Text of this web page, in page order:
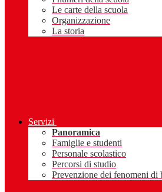
Le carte della scuola
Organizzazione
La storia
Servizi
Panoramica
Famiglie e studenti
Personale scolastico
Percorsi di studio
Prevenzione dei fenomeni